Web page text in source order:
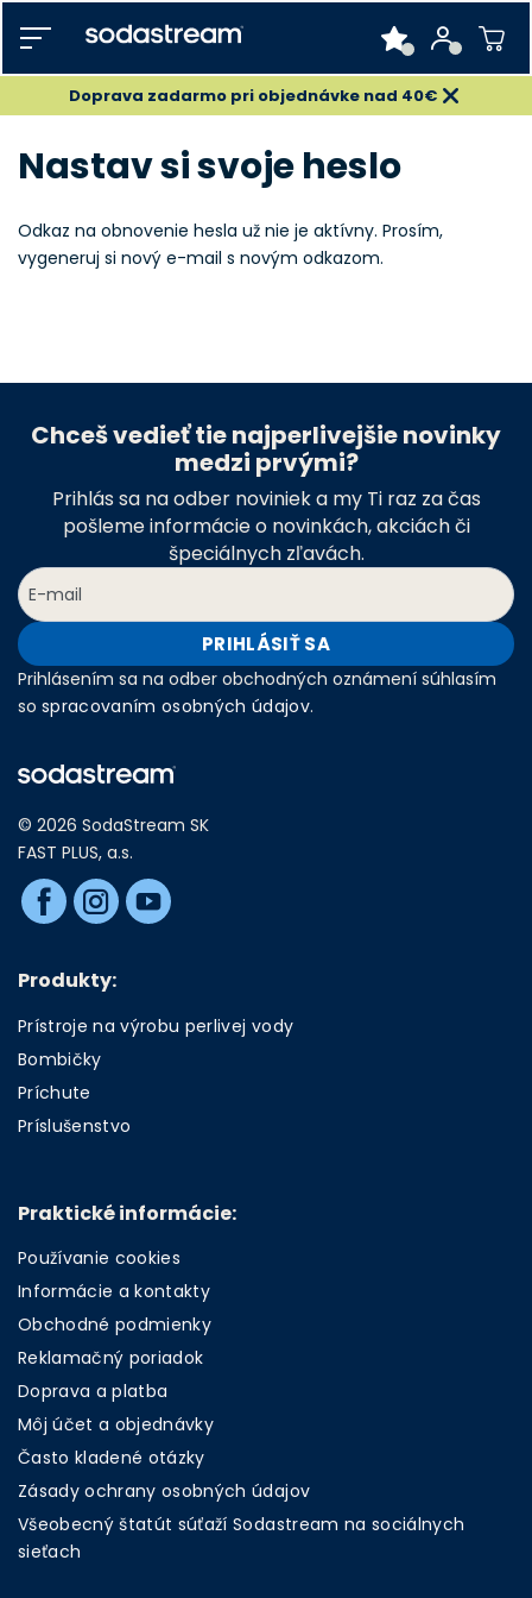
Doprava zadarmo pri objednávke nad 40€
Nastav si svoje heslo
Odkaz na obnovenie hesla už nie je aktívny. Prosím,
vygeneruj si nový e-mail s novým odkazom.
Chceš vedieť tie najperlivejšie novinky
medzi prvými?
Prihlás sa na odber noviniek a my Ti raz za čas
pošleme informácie o novinkách, akciách či
špeciálnych zľavách.
PRIHLÁSIŤ SA
Prihlásením sa na odber obchodných oznámení súhlasím
so spracovaním osobných údajov.
© 2026 SodaStream SK
FAST PLUS, a.s.
Produkty:
Prístroje na výrobu perlivej vody
Bombičky
Príchute
Príslušenstvo
Praktické informácie:
Používanie cookies
Informácie a kontakty
Obchodné podmienky
Reklamačný poriadok
Doprava a platba
Môj účet a objednávky
Často kladené otázky
Zásady ochrany osobných údajov
Všeobecný štatút súťaží Sodastream na sociálnych
sieťach